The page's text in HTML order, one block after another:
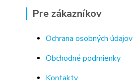
Pre zákazníkov
Ochrana osobných údajov
Obchodné podmienky